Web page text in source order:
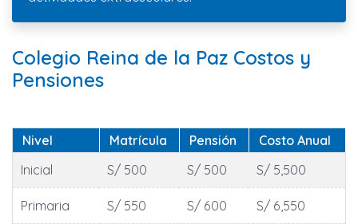
Colegio Reina de la Paz Costos y
Pensiones
Nivel Matrícula Pensión
Costo Anual
Inicial
S/ 500 S/ 500 S/ 5,500
Primaria S/ 550 S/ 600 S/ 6,550